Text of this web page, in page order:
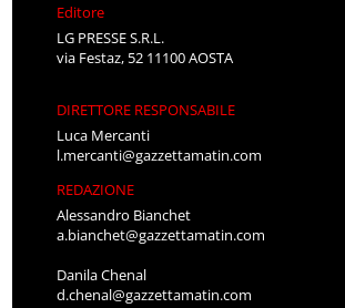
Editore
LG PRESSE S.R.L.
via Festaz, 52 11100 AOSTA
DIRETTORE RESPONSABILE
Luca Mercanti
l.mercanti@gazzettamatin.com
REDAZIONE
Alessandro Bianchet
a.bianchet@gazzettamatin.com
Danila Chenal
d.chenal@gazzettamatin.com